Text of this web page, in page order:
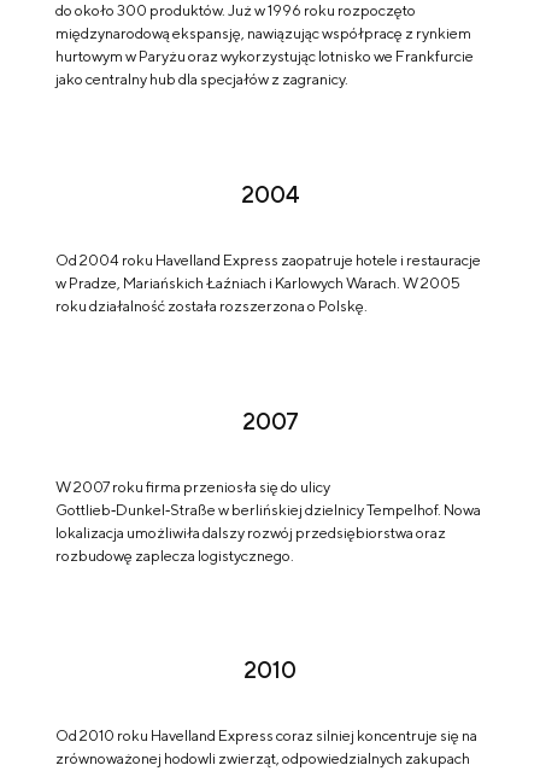
do około 300 produktów. Już w 1996 roku rozpoczęto
międzynarodową ekspansję, nawiązując współpracę z rynkiem
hurtowym w Paryżu oraz wykorzystując lotnisko we Frankfurcie
jako centralny hub dla specjałów z zagranicy.
2004
Od 2004 roku Havelland Express zaopatruje hotele i restauracje
w Pradze, Mariańskich Łaźniach i Karlowych Warach. W 2005
roku działalność została rozszerzona o Polskę.
2007
W 2007 roku firma przeniosła się do ulicy
Gottlieb‑Dunkel‑Straße w berlińskiej dzielnicy Tempelhof. Nowa
lokalizacja umożliwiła dalszy rozwój przedsiębiorstwa oraz
rozbudowę zaplecza logistycznego.
2010
Od 2010 roku Havelland Express coraz silniej koncentruje się na
zrównoważonej hodowli zwierząt, odpowiedzialnych zakupach